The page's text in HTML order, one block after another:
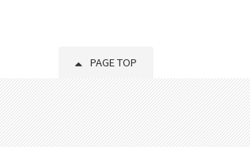
PAGE TOP